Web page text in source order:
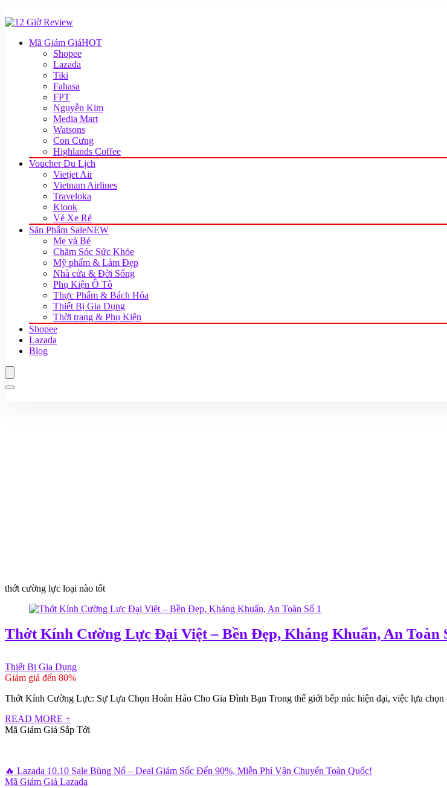
Mã Giảm GiáHOT
Shopee
Lazada
Tiki
Fahasa
FPT
Nguyễn Kim
Media Mart
Watsons
Con Cưng
Highlands Coffee
Voucher Du Lịch
Vietjet Air
Vietnam Airlines
Traveloka
Klook
Vé Xe Rẻ
Sản Phẩm SaleNEW
Mẹ và Bé
Chăm Sóc Sức Khỏe
Mỹ phẩm & Làm Đẹp
Nhà cửa & Đời Sống
Phụ Kiện Ô Tô
Thực Phẩm & Bách Hóa
Thiết Bị Gia Dụng
Thời trang & Phụ Kiện
Shopee
Lazada
Blog
thớt cường lực loại nào tốt
Thớt Kính Cường Lực Đại Việt – Bền Đẹp, Kháng Khuẩn, An Toàn
Thiết Bị Gia Dụng
Giảm giá đến 80%
Thớt Kính Cường Lực: Sự Lựa Chọn Hoàn Hảo Cho Gia Đình Bạn Trong thế giới bếp núc hiện đại, việc lựa
READ MORE +
Mã Giảm Giá Sắp Tới
🔥 Lazada 10.10 Sale Bùng Nổ – Deal Giảm Sốc Đến 90%, Miễn Phí Vận Chuyển Toàn Quốc!
Mã Giảm Giá Lazada